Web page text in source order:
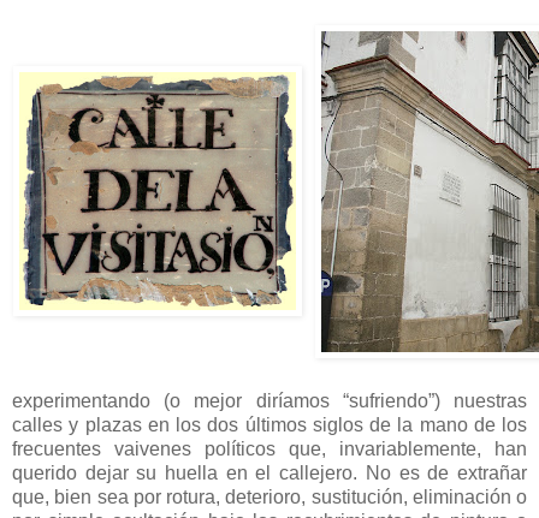
experimentando (o mejor diríamos “sufriendo”) nuestras
calles y plazas en los dos últimos siglos de la mano de los
frecuentes vaivenes políticos que, invariablemente, han
querido dejar su huella en el callejero. No es de extrañar
que, bien sea por rotura, deterioro, sustitución, eliminación o